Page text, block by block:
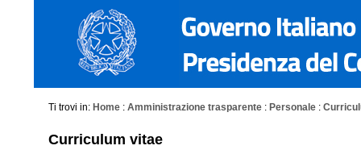
Ti trovi in: Home : Amministrazione trasparente : Personale :
Curriculum vitae